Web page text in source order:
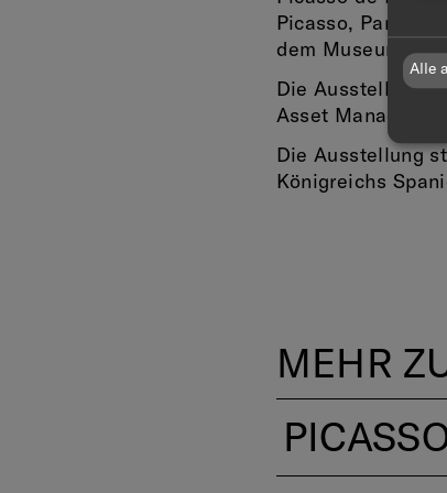
Picasso, Paris
dem Museum of
Die Ausstellung
Asset
Die Ausstellung
Königreichs
MEHR
Alle